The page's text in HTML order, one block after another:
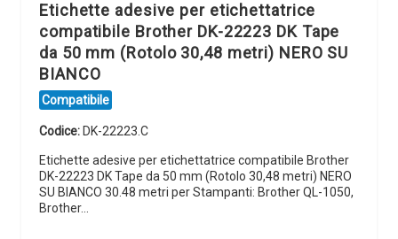
Etichette adesive per etichettatrice
compatibile Brother DK-22223 DK Tape
da 50 mm (Rotolo 30,48 metri) NERO SU
BIANCO
Compatibile
Codice: DK-22223.C
Etichette adesive per etichettatrice compatibile Brother
DK-22223 DK Tape da 50 mm (Rotolo 30,48 metri) NERO
SU BIANCO 30.48 metri per Stampanti: Brother QL-1050,
Brother…